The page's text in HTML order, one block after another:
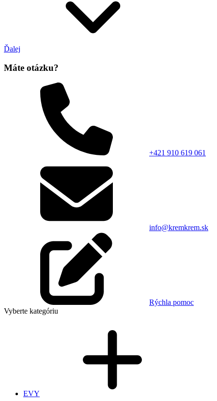
Ďalej
Máte otázku?
+421 910 619 061
info@kremkrem.sk
Rýchla pomoc
Vyberte kategóriu
EVY